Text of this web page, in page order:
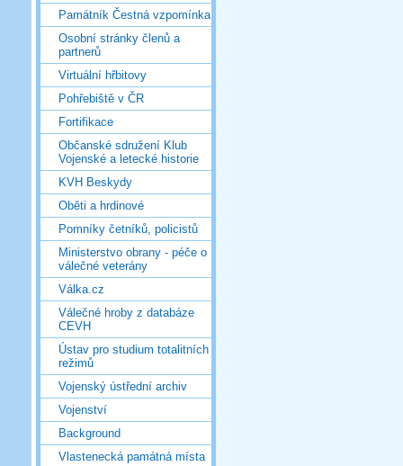
Památník Čestná vzpomínka
Osobní stránky členů a
partnerů
Virtuální hřbitovy
Pohřebiště v ČR
Fortifikace
Občanské sdružení Klub
Vojenské a letecké historie
KVH Beskydy
Oběti a hrdinové
Pomníky četníků, policistů
Ministerstvo obrany - péče o
válečné veterány
Válka.cz
Válečné hroby z databáze
CEVH
Ústav pro studium totalitních
režimů
Vojenský ústřední archiv
Vojenství
Background
Vlastenecká památná místa